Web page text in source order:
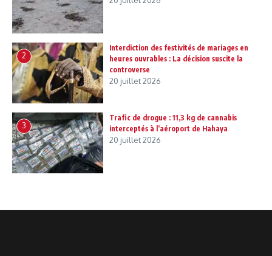
2
Interdiction des festivités de mariages en
heures ouvrables : La décision suscite la
controverse
20 juillet 2026
3
Trafic de drogue : 11,3 kg de cannabis
interceptés à l’aéroport de Hahaya
20 juillet 2026